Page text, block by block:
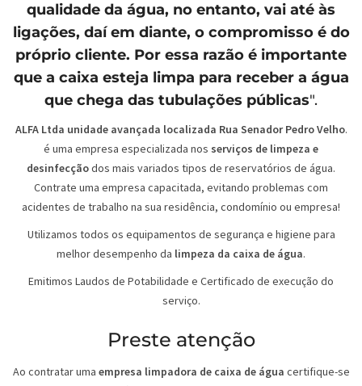
qualidade da água, no entanto, vai até às
ligações, daí em diante, o compromisso é do
próprio cliente. Por essa razão é importante
que a caixa esteja limpa para receber a água
que chega das tubulações públicas".
ALFA Ltda unidade avançada localizada Rua Senador Pedro Velho.
é uma empresa especializada nos serviços de limpeza e
desinfecçãodos mais variados tipos de reservatórios de água.
Contrate uma empresa capacitada, evitando problemas com
acidentes de trabalho na sua residência, condomínio ou empresa!
Utilizamos todos os equipamentos de segurança e higiene para
melhor desempenho da limpeza da caixa de água.
Emitimos Laudos de Potabilidade e Certificado de execução do
serviço.
Preste atenção
Ao contratar uma empresa limpadora de caixa de água certifique-se